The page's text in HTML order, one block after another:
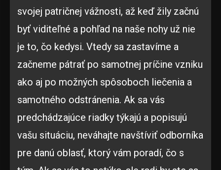
svojej patričnej vážnosti, až keď žily začnú
byť viditeľné a pohľad na naše nohy už nie
je to, čo kedysi. Vtedy sa zastavíme a
začneme pátrať po samotnej príčine vzniku
ako aj po možných spôsoboch liečenia a
samotného odstránenia. Ak sa vás
predchádzajúce riadky týkajú a popisujú
vašu situáciu, neváhajte navštíviť odborníka
pre danú oblasť, ktorý vám poradí, čo s